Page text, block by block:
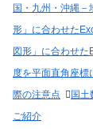
国・九州・沖縄－
形」に合わせた
図形」に合わせた
度を平面直角座標
際の注意点
国土
ご紹介